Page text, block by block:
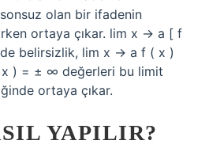
olan bir ifadenin
ortaya çıkar. lim x → a [ f
belirsizlik, lim x → a f ( x )
) = ± ∞ değerleri bu limit
ortaya çıkar.
YAPILIR?